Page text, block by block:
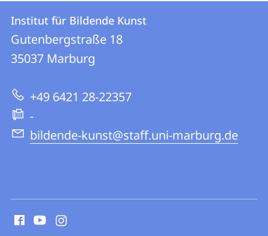
Kontakt
und
Informationen
zur
Website
Kontaktinformationen
Institut
für
Kunst
Institut für Bildende Kunst
Gutenbergstraße 18
35037 Marburg
+49 6421 28-22357
-
bildende-kunst@staff.uni-marburg.de
Media